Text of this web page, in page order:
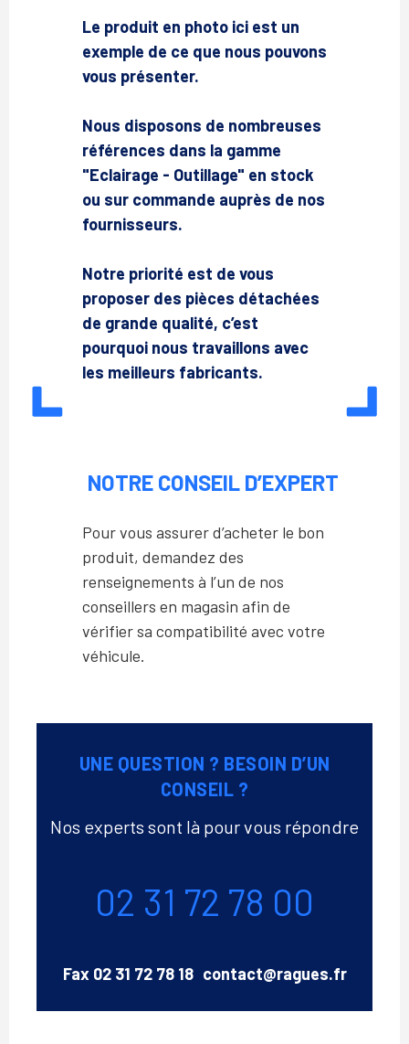
Le produit en photo ici est un
exemple de ce que nous pouvons
vous présenter.
Nous disposons de nombreuses
références dans la gamme
"Eclairage - Outillage" en stock
ou sur commande auprès de nos
fournisseurs.
Notre priorité est de vous
proposer des pièces détachées
de grande qualité, c’est
pourquoi nous travaillons avec
les meilleurs fabricants.
NOTRE CONSEIL D’EXPERT
Pour vous assurer d’acheter le bon
produit, demandez des
renseignements à l’un de nos
conseillers en magasin afin de
vérifier sa compatibilité avec votre
véhicule.
UNE QUESTION ? BESOIN D’UN
CONSEIL ?
Nos experts sont là pour vous répondre
02 31 72 78 00
Fax 02 31 72 78 18 Email
contact@ragues.fr